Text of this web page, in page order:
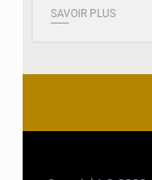
SAVOIR PLUS